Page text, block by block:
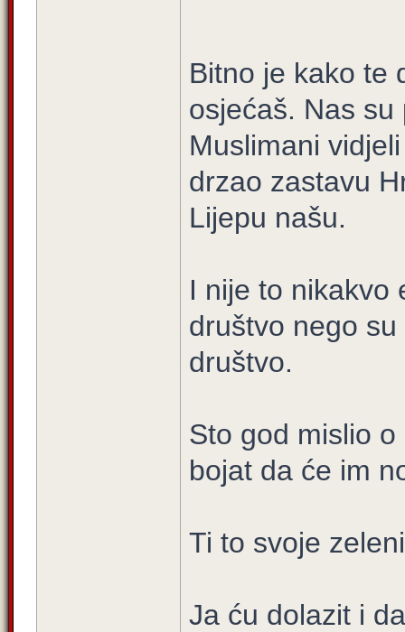
Bitno je kako te
osjećaš. Nas
Muslimani
drzao zastavu
Lijepu našu.
I nije to nikakvo
društvo nego
društvo.
Sto god mislio
bojat da će im
Ti to svoje
Ja ću dolazit i